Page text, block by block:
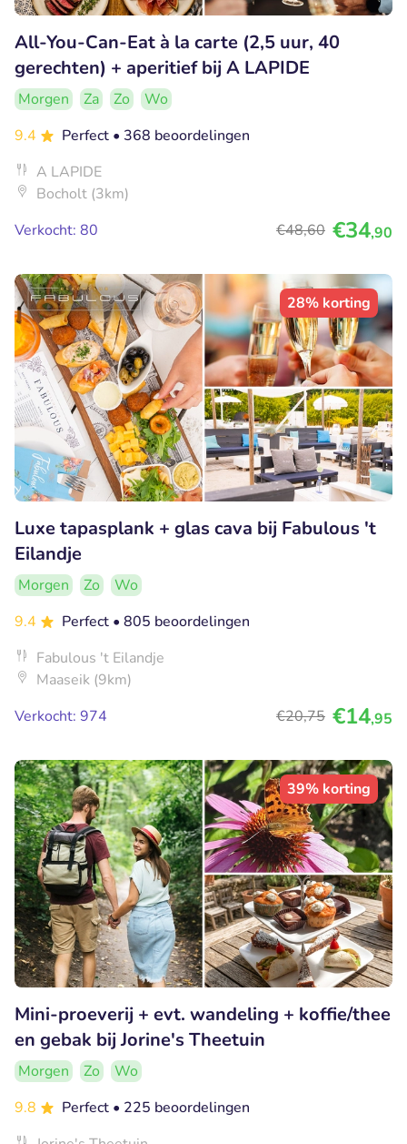
All-You-Can-Eat à la carte (2,5 uur, 40
gerechten) + aperitief bij A LAPIDE
Morgen Za Zo
Wo
9.4
Perfect • 368 beoordelingen
A LAPIDE
Bocholt (3km)
Verkocht: 80
€48,60 €34,90
28% korting
Luxe tapasplank + glas cava bij Fabulous 't
Eilandje
Morgen Zo
Wo
9.4
Perfect • 805 beoordelingen
Fabulous 't Eilandje
Maaseik (9km)
Verkocht: 974
€20,75 €14,95
39% korting
Mini-proeverij + evt. wandeling + koffie/thee
en gebak bij Jorine's Theetuin
Morgen Zo
Wo
9.8
Perfect • 225 beoordelingen